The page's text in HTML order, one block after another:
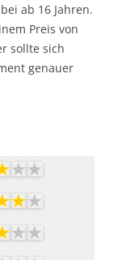
ab 16 Jahren.
Preis von
sollte sich
genauer